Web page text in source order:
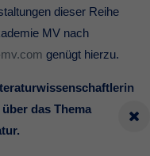
dieser Reihe
MV nach
genügt hierzu.
das Thema